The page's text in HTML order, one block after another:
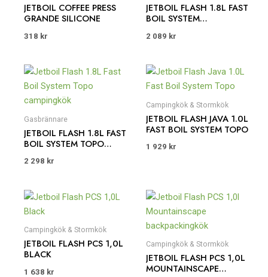
JETBOIL COFFEE PRESS
GRANDE SILICONE
318 kr
JETBOIL FLASH 1.8L FAST
BOIL SYSTEM
2 089 kr
Gasbrännare
JETBOIL FLASH 1.8L FAST
BOIL SYSTEM TOPO
2 298 kr
Campingkök & Stormkök
JETBOIL FLASH JAVA 1.0L
FAST BOIL SYSTEM TOPO
1 929 kr
Campingkök & Stormkök
JETBOIL FLASH PCS 1,0L
BLACK
1 638 kr
Campingkök & Stormkök
JETBOIL FLASH PCS 1,0L
MOUNTAINSCAPE